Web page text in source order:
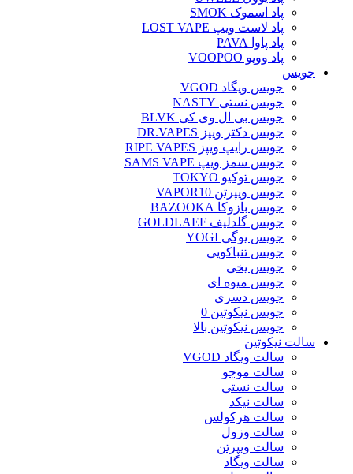
پاد اسموک SMOK
پاد لاست ویپ LOST VAPE
پاد پاوا PAVA
پاد ووپو VOOPOO
جویس‌
جویس ویگاد VGOD
جویس نستی NASTY
جویس بی ال وی کی BLVK
جویس دکتر ویپز DR.VAPES
جویس رایپ ویپز RIPE VAPES
جویس سمز ویپ SAMS VAPE
جویس توکیو TOKYO
جویس ویپرتن VAPOR10
جویس بازوکا BAZOOKA
جویس گلدلیف GOLDLAEF
جویس یوگی YOGI
جویس تنباکویی
جویس یخی
جویس میوه ای
جویس دسری
جویس نیکوتین 0
جویس نیکوتین بالا
سالت نیکوتین
سالت ویگاد VGOD
سالت موجو
سالت نستی
سالت نیکد
سالت هرکولس
سالت وزول
سالت ویپرتن
سالت ویگاد